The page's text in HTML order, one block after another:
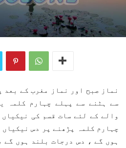
نماز صبح اور نماز مغرب کے بعد
سے ہٹنے سے پہلے چہارم کلمہ
والے کے لئے سات قسم کی
چہارم کلمہ پڑھنے پر دس
ہوں گے ، دس درجات بلند ہوں گے